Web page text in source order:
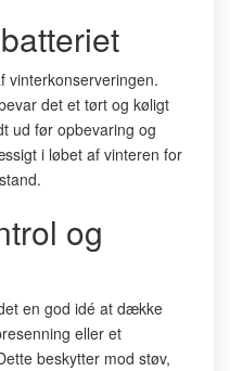
vinterkonserveringen.
det et tørt og køligt
ud før opbevaring og
i løbet af vinteren for
og
en god idé at dække
eller et
beskytter mod støv,